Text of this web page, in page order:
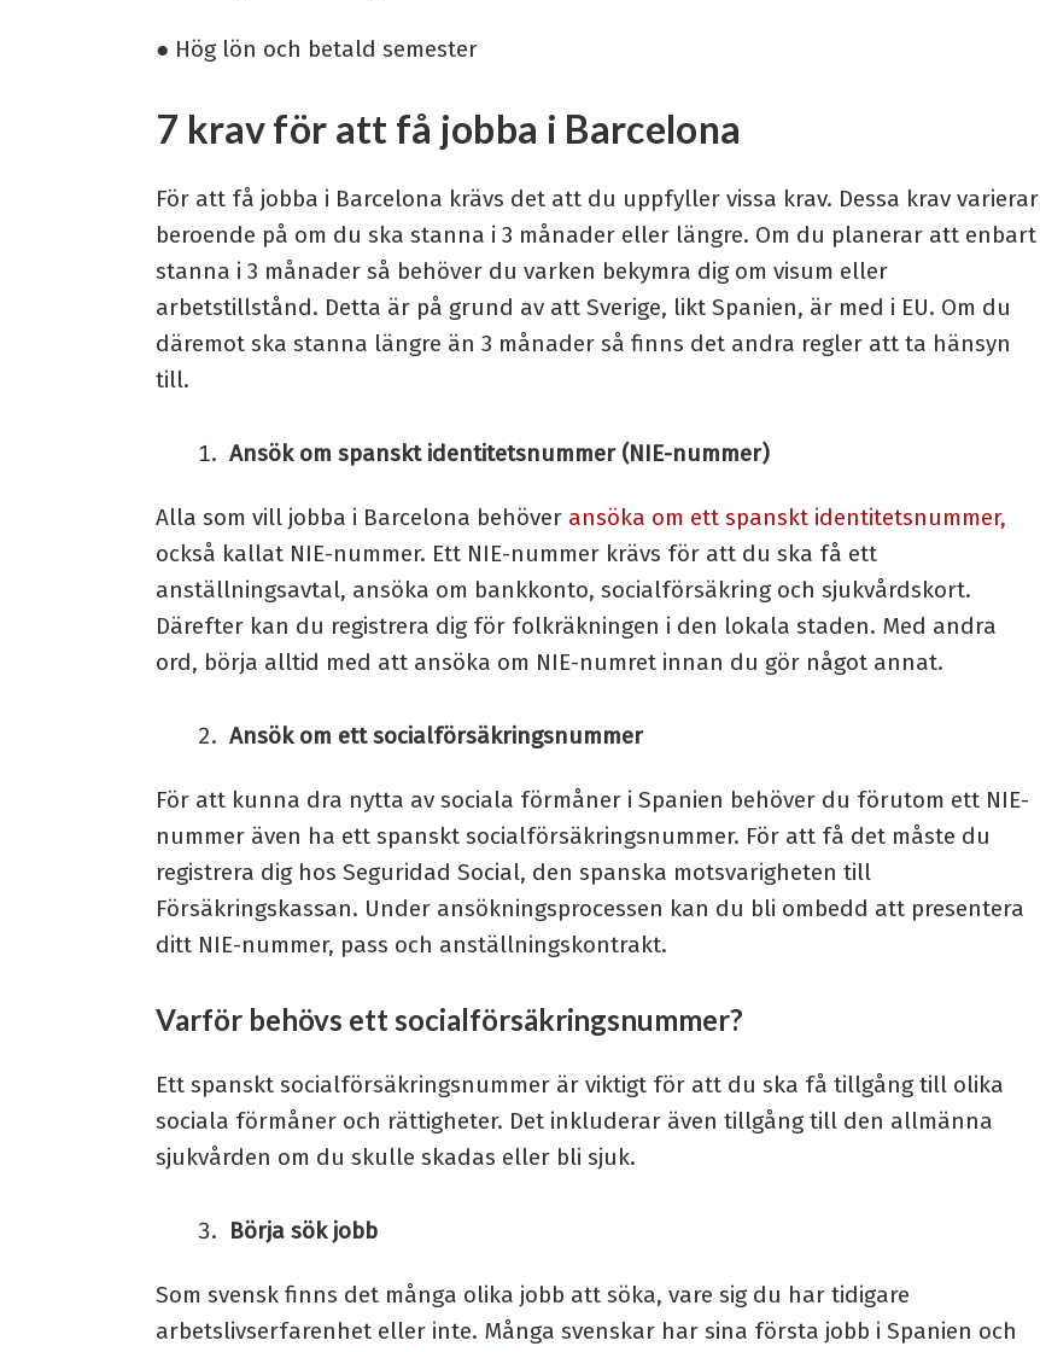
● Hög lön och betald semester
7 krav för att få jobba i Barcelona
För att få jobba i Barcelona krävs det att du uppfyller vissa krav. Dessa krav varierar
beroende på om du ska stanna i 3 månader eller längre. Om du planerar att enbart
stanna i 3 månader så behöver du varken bekymra dig om visum eller
arbetstillstånd. Detta är på grund av att Sverige, likt Spanien, är med i EU. Om du
däremot ska stanna längre än 3 månader så finns det andra regler att ta hänsyn
till.
Ansök om spanskt identitetsnummer (NIE-nummer)
Alla som vill jobba i Barcelona behöver ansöka om ett spanskt identitetsnummer,
också kallat NIE-nummer. Ett NIE-nummer krävs för att du ska få ett
anställningsavtal, ansöka om bankkonto, socialförsäkring och sjukvårdskort.
Därefter kan du registrera dig för folkräkningen i den lokala staden. Med andra
ord, börja alltid med att ansöka om NIE-numret innan du gör något annat.
Ansök om ett socialförsäkringsnummer
För att kunna dra nytta av sociala förmåner i Spanien behöver du förutom ett NIE-
nummer även ha ett spanskt socialförsäkringsnummer. För att få det måste du
registrera dig hos Seguridad Social, den spanska motsvarigheten till
Försäkringskassan. Under ansökningsprocessen kan du bli ombedd att presentera
ditt NIE-nummer, pass och anställningskontrakt.
Varför behövs ett socialförsäkringsnummer?
Ett spanskt socialförsäkringsnummer är viktigt för att du ska få tillgång till olika
sociala förmåner och rättigheter. Det inkluderar även tillgång till den allmänna
sjukvården om du skulle skadas eller bli sjuk.
Börja sök jobb
Som svensk finns det många olika jobb att söka, vare sig du har tidigare
arbetslivserfarenhet eller inte. Många svenskar har sina första jobb i Spanien och